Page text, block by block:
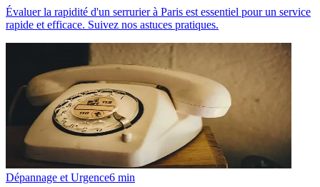
Évaluer la rapidité d'un serrurier à Paris est essentiel pour un service
rapide et efficace. Suivez nos astuces pratiques.
Dépannage et Urgence6 min